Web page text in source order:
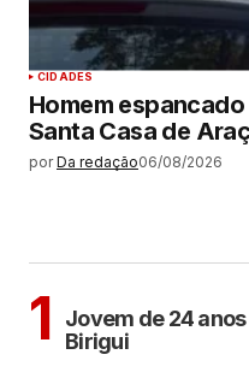
CIDADES
Homem
Santa Casa de
por Da redação06/08/2026
1
Jovem de 24
Birigui